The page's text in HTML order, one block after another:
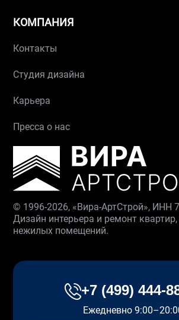
КОМПАНИЯ
Контакты
Студия дизайна
Карьера
Пресса о нас
© 1996-2026, «Вира-АртСтрой», ИНН
Дизайн интерьера и ремонт
нежилых помещений.
+7 (499) 444-
Ежедневно